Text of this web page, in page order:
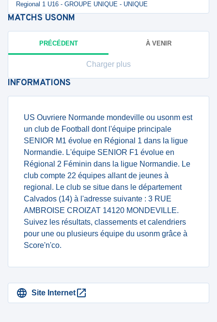
Regional 1 U16 - GROUPE UNIQUE - UNIQUE
MATCHS USONM
PRÉCÉDENT À VENIR
Charger plus
INFORMATIONS
US Ouvriere Normande mondeville ou usonm est
un club de Football dont l'équipe principale
SENIOR M1 évolue en Régional 1 dans la ligue
Normandie. L'équipe SENIOR F1 évolue en
Régional 2 Féminin dans la ligue Normandie. Le
club compte 22 équipes allant de jeunes à
regional. Le club se situe dans le département
Calvados (14) à l'adresse suivante : 3 RUE
AMBROISE CROIZAT 14120 MONDEVILLE.
Suivez les résultats, classements et calendriers
pour une ou plusieurs équipe du usonm grâce à
Score'n'co.
Site Internet